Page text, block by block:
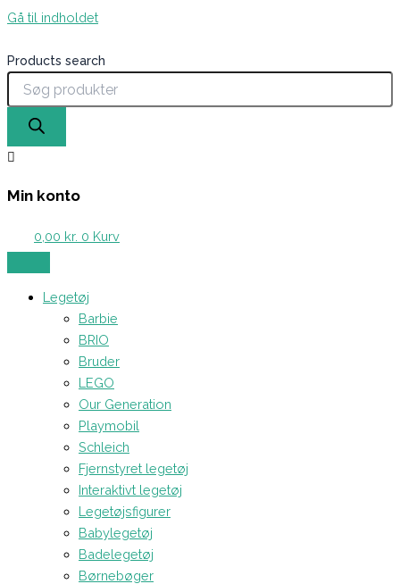
Gå til indholdet
Products search
Min konto
0,00 kr. 0 Kurv
Legetøj
Barbie
BRIO
Bruder
LEGO
Our Generation
Playmobil
Schleich
Fjernstyret legetøj
Interaktivt legetøj
Legetøjsfigurer
Babylegetøj
Badelegetøj
Børnebøger